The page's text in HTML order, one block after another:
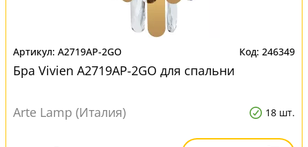
A2719AP-2GO 246349
Бра Vivien A2719AP-2GO для спальни
Arte Lamp (Италия) 18 шт.